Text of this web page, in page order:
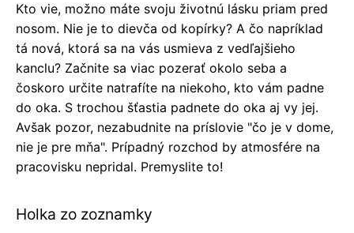
Kto vie, možno máte svoju životnú lásku priam pred
nosom. Nie je to dievča od kopírky? A čo napríklad
tá nová, ktorá sa na vás usmieva z vedľajšieho
kanclu? Začnite sa viac pozerať okolo seba a
čoskoro určite natrafíte na niekoho, kto vám padne
do oka. S trochou šťastia padnete do oka aj vy jej.
Avšak pozor, nezabudnite na príslovie "čo je v dome,
nie je pre mňa". Prípadný rozchod by atmosfére na
pracovisku nepridal. Premyslite to!
Holka zo zoznamky